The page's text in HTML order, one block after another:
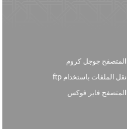
المتصفح جوجل كروم
نقل الملفات باستخدام ftp
المتصفح فاير فوكس